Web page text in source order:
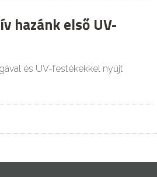
hazánk első UV-
és UV-festékekkel nyújt